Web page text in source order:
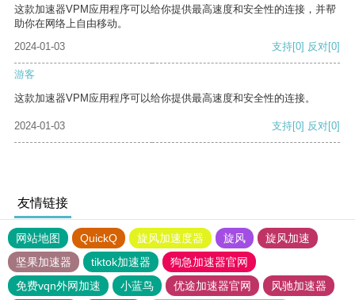
这款加速器VPM应用程序可以给你提供最高速度和安全性的连接，并帮
助你在网络上自由移动。
2024-01-03
支持[0] 反对[0]
游客
这款加速器VPM应用程序可以给你提供最高速度和安全性的连接。
2024-01-03 支持[0] 反对[0]
友情链接
网站地图 QuickQ 旋风加速度器 旋风
旋风加速
坚果加速器
tiktok加速器
狗急加速器官网
免费vqn外网加速
小蓝鸟 优途加速器官网 风驰加速器